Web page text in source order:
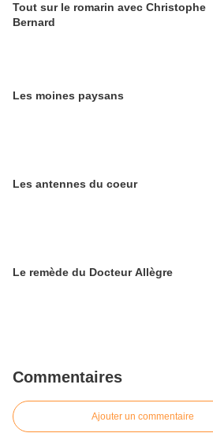
Tout sur le romarin avec Christophe
Bernard
Les moines paysans
Les antennes du coeur
Le remède du Docteur Allègre
Commentaires
Ajouter un commentaire